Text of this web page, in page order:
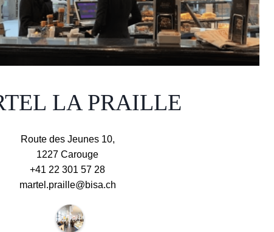
LA PRAILLE
Route des Jeunes 10,
1227 Carouge​
+41 22 301 57 28
martel.praille@bisa.ch